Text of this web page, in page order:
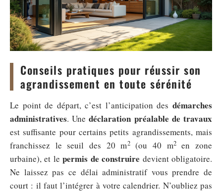
Conseils pratiques pour réussir son
agrandissement en toute sérénité
Le point de départ, c’est l’anticipation des démarches
administratives. Unedéclaration préalable de travaux
est suffisante pour certains petits agrandissements, mais
franchissez le seuil des 20 m2(ou 40 m2en zone
urbaine), et lepermis de construire devient obligatoire.
Ne laissez pas ce délai administratif vous prendre de
court : il faut l’intégrer à votre calendrier. N’oubliez pas